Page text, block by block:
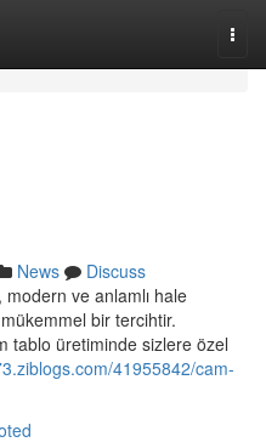
News
Discuss
modern ve anlamlı hale
bir tercihtir.
tablo üretiminde sizlere özel
41955842/cam-